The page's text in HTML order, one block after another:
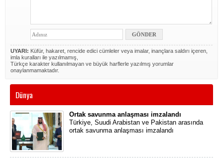
UYARI: Küfür, hakaret, rencide edici cümleler veya imalar, inançlara saldırı içeren,
imla kuralları ile yazılmamış,
Türkçe karakter kullanılmayan ve büyük harflerle yazılmış yorumlar
onaylanmamaktadır.
Dünya
Ortak savunma anlaşması imzalandı
Türkiye, Suudi Arabistan ve Pakistan arasında
ortak savunma anlaşması imzalandı